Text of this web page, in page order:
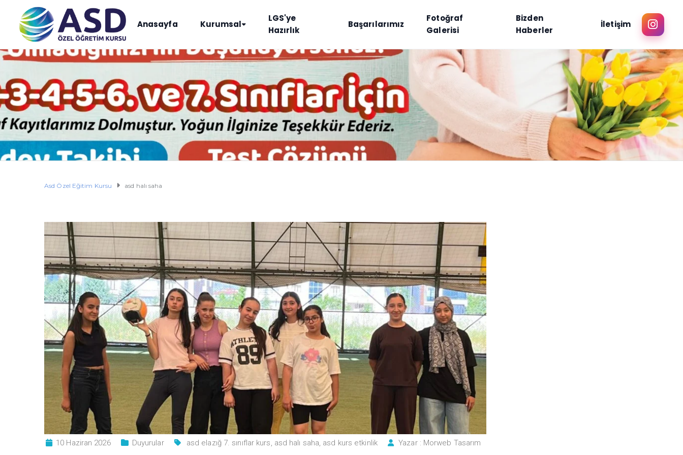
Anasayfa Kurumsal
LGS'ye
Hazırlık
Başarılarımız
Fotoğraf
Galerisi
Bizden
Haberler
İletişim
Asd Özel Eğitim Kursu asd halı saha
10 Haziran 2026 Duyurular asd elazığ 7. sınıflar kurs, asd halı saha, asd kurs etkinlik Yazar : Morweb Tasarım